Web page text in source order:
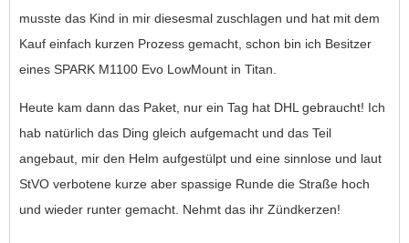
musste das Kind in mir diesesmal zuschlagen und hat mit dem
Kauf einfach kurzen Prozess gemacht, schon bin ich Besitzer
eines SPARK M1100 Evo LowMount in Titan.
Heute kam dann das Paket, nur ein Tag hat DHL gebraucht! Ich
hab natürlich das Ding gleich aufgemacht und das Teil
angebaut, mir den Helm aufgestülpt und eine sinnlose und laut
StVO verbotene kurze aber spassige Runde die Straße hoch
und wieder runter gemacht. Nehmt das ihr Zündkerzen!